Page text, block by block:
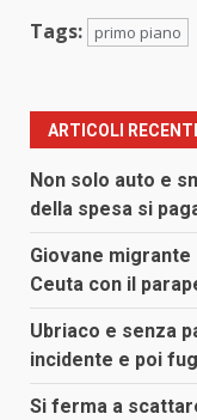
Tags: primo piano
ARTICOLI RECENTI
Non solo auto e
della spesa si
Giovane
Ceuta con il
Ubriaco e senza
incidente e poi
Si ferma a